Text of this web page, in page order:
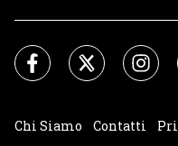
Chi Siamo Contatti